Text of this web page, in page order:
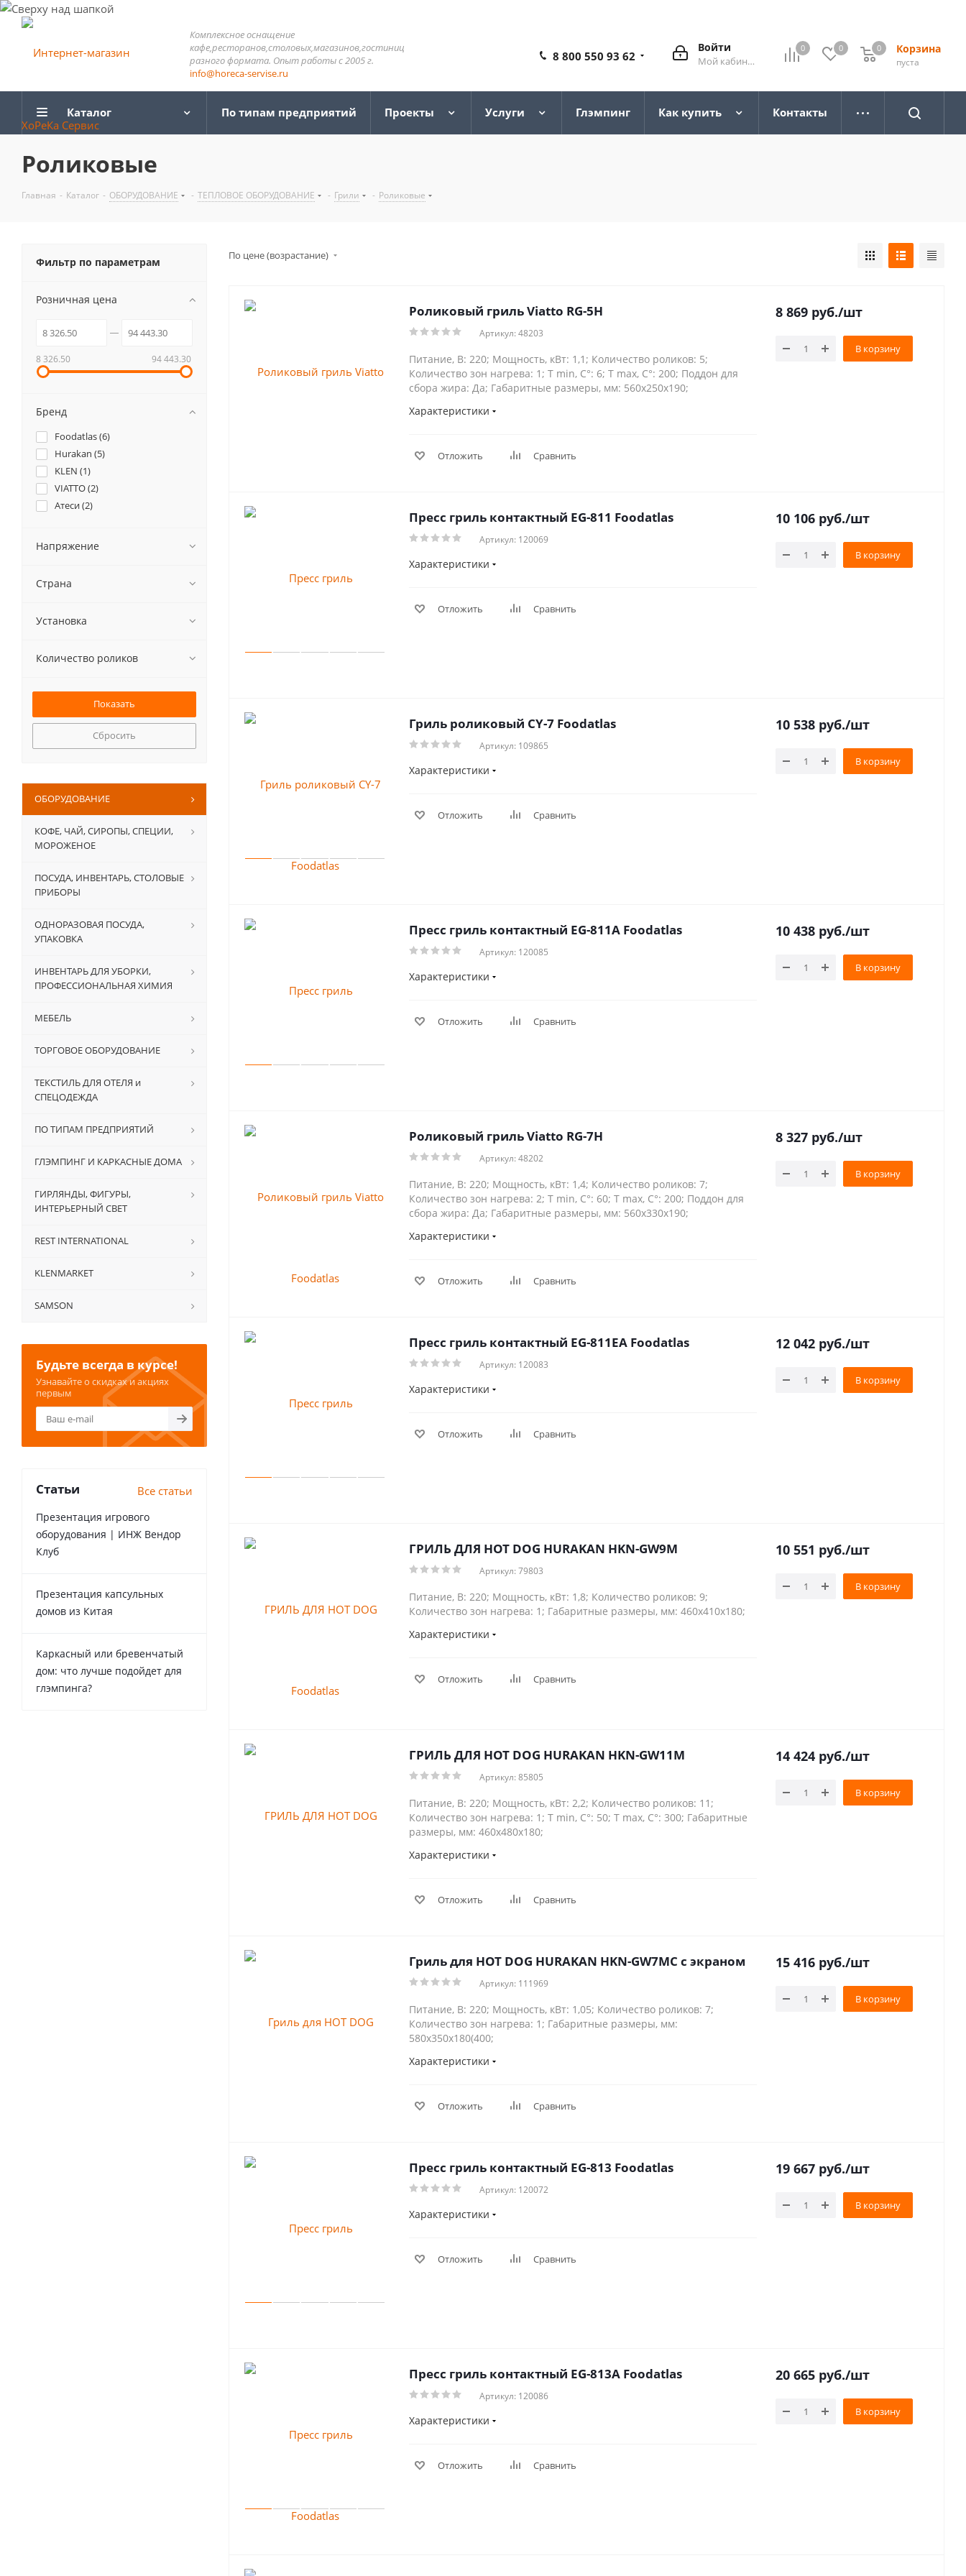
Комплексное оснащение
кафе,ресторанов,столовых,магазинов,гостиниц
разного формата. Опыт работы с 2005 г.
info@horeca-servise.ru
0 0 Корзина
0
пуста
0
Войти
Мой кабинет
8 800 550 93 62
Каталог По типам предприятий Проекты Услуги Глэмпинг Как купить Контакты
Роликовые
Главная - Каталог - ОБОРУДОВАНИЕ - ТЕПЛОВОЕ ОБОРУДОВАНИЕ - Грили - Роликовые
По цене (возрастание)
Роликовый гриль Viatto RG-5H
Артикул: 48203
Питание, В: 220; Мощность, кВт: 1,1; Количество роликов: 5;
Количество зон нагрева: 1; Т min, С°: 6; Т max, С°: 200; Поддон для
сбора жира: Да; Габаритные размеры, мм: 560х250х190;
Характеристики
Отложить Сравнить
8 869 руб./шт
В корзину
Пресс гриль контактный EG-811 Foodatlas
Артикул: 120069
Характеристики
Отложить Сравнить
10 106 руб./шт
В корзину
Гриль роликовый CY-7 Foodatlas
Артикул: 109865
Характеристики
Отложить Сравнить
10 538 руб./шт
В корзину
Пресс гриль контактный EG-811A Foodatlas
Артикул: 120085
Характеристики
Отложить Сравнить
10 438 руб./шт
В корзину
Роликовый гриль Viatto RG-7H
Артикул: 48202
Питание, В: 220; Мощность, кВт: 1,4; Количество роликов: 7;
Количество зон нагрева: 2; Т min, С°: 60; Т max, С°: 200; Поддон для
сбора жира: Да; Габаритные размеры, мм: 560х330х190;
Характеристики
Отложить Сравнить
8 327 руб./шт
В корзину
Пресс гриль контактный EG-811EA Foodatlas
Артикул: 120083
Характеристики
Отложить Сравнить
12 042 руб./шт
В корзину
ГРИЛЬ ДЛЯ HOT DOG HURAKAN HKN-GW9M
Артикул: 79803
Питание, В: 220; Мощность, кВт: 1,8; Количество роликов: 9;
Количество зон нагрева: 1; Габаритные размеры, мм: 460x410x180;
Характеристики
Отложить Сравнить
10 551 руб./шт
В корзину
ГРИЛЬ ДЛЯ HOT DOG HURAKAN HKN-GW11M
Артикул: 85805
Питание, В: 220; Мощность, кВт: 2,2; Количество роликов: 11;
Количество зон нагрева: 1; Т min, С°: 50; Т max, С°: 300; Габаритные
размеры, мм: 460x480x180;
Характеристики
Отложить Сравнить
14 424 руб./шт
В корзину
Гриль для HOT DOG HURAKAN HKN-GW7MC с экраном
Артикул: 111969
Питание, В: 220; Мощность, кВт: 1,05; Количество роликов: 7;
Количество зон нагрева: 1; Габаритные размеры, мм:
580x350x180(400;
Характеристики
Отложить Сравнить
15 416 руб./шт
В корзину
Пресс гриль контактный EG-813 Foodatlas
Артикул: 120072
Характеристики
Отложить Сравнить
19 667 руб./шт
В корзину
Пресс гриль контактный EG-813A Foodatlas
Артикул: 120086
Характеристики
Отложить Сравнить
20 665 руб./шт
В корзину
Фильтр по параметрам
Розничная цена
8 326.50 94 443.30
Бренд
Foodatlas (6)
Hurakan (5)
KLEN (1)
VIATTO (2)
Атеси (2)
Напряжение
Страна
Установка
Количество роликов
Сбросить
ОБОРУДОВАНИЕ
КОФЕ, ЧАЙ, СИРОПЫ, СПЕЦИИ,
МОРОЖЕНОЕ
ПОСУДА, ИНВЕНТАРЬ, СТОЛОВЫЕ
ПРИБОРЫ
ОДНОРАЗОВАЯ ПОСУДА,
УПАКОВКА
ИНВЕНТАРЬ ДЛЯ УБОРКИ,
ПРОФЕССИОНАЛЬНАЯ ХИМИЯ
МЕБЕЛЬ
ТОРГОВОЕ ОБОРУДОВАНИЕ
ТЕКСТИЛЬ ДЛЯ ОТЕЛЯ и
СПЕЦОДЕЖДА
ПО ТИПАМ ПРЕДПРИЯТИЙ
ГЛЭМПИНГ И КАРКАСНЫЕ ДОМА
ГИРЛЯНДЫ, ФИГУРЫ,
ИНТЕРЬЕРНЫЙ СВЕТ
REST INTERNATIONAL
KLENMARKET
SAMSON
Будьте всегда в курсе!
Узнавайте о скидках и акциях
первым
Статьи Все статьи
Презентация игрового
оборудования | ИНЖ Вендор
Клуб
Презентация капсульных
домов из Китая
Каркасный или бревенчатый
дом: что лучше подойдет для
глэмпинга?